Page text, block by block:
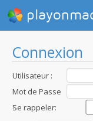
Connexion
Utilisateur :
Mot de Passe
:Se rappeler: